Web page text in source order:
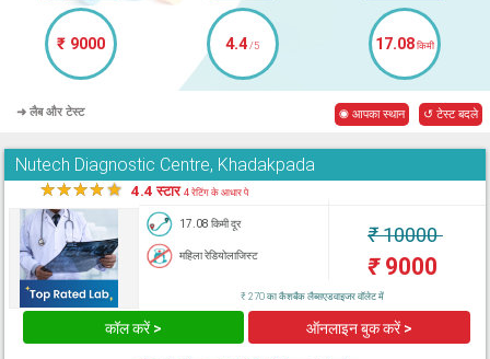
₹ 9000 4.4/5 17.08किमी
➜ लैब और टेस्ट ◉ आपका स्थान ↺ टेस्ट बदले
Nutech Diagnostic Centre, Khadakpada
★★★★★ 4.4 स्टार4 रेटिंग के आधार पे
17.08 किमी दूर
महिला रेडियोलाजिस्ट
₹10000
₹9000
₹ 270 का कैशबैक लैब्सएडवाइजर वॉलेट में
कॉल करें > ऑनलाइन बुक करें >